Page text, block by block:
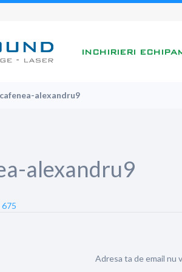
INCHIRIERI
alexandru9
alexandru9
675
Adresa ta de email nu